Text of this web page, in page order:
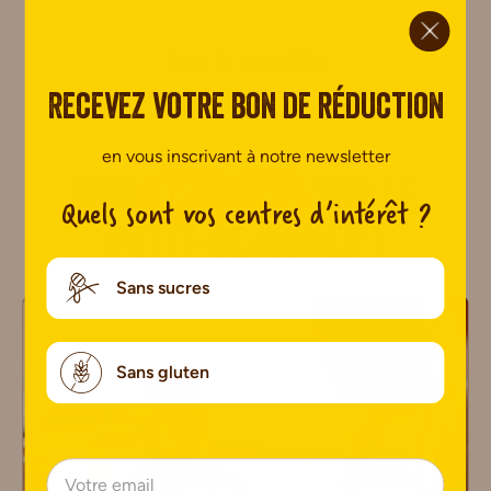
Nosarticles sur le
petit-déjeuner !
Recevez votre bon de réduction
en vous inscrivant à notre newsletter
Quels sont vos centres d’intérêt ?
Sans sucres
Sans gluten